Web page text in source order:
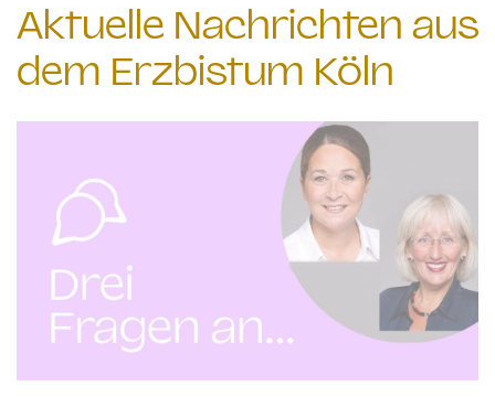
Aktuelle Nachrichten aus
dem Erzbistum Köln